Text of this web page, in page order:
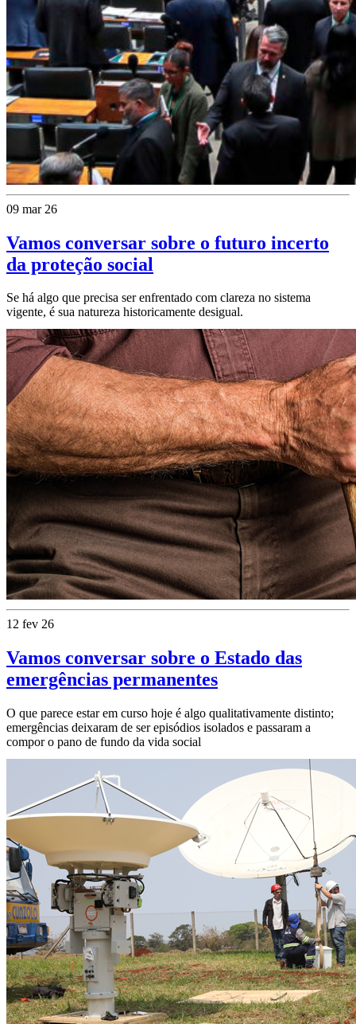
09 mar 26
Vamos conversar sobre o futuro incerto
da proteção social
Se há algo que precisa ser enfrentado com clareza no sistema
vigente, é sua natureza historicamente desigual.
12 fev 26
Vamos conversar sobre o Estado das
emergências permanentes
O que parece estar em curso hoje é algo qualitativamente distinto;
emergências deixaram de ser episódios isolados e passaram a
compor o pano de fundo da vida social